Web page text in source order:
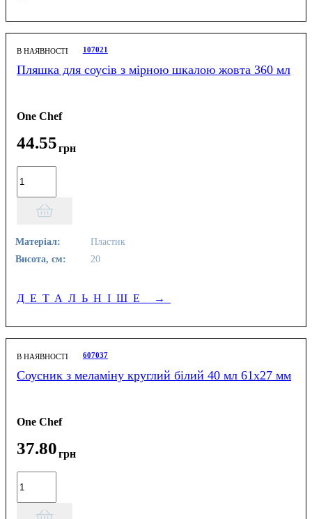
В НАЯВНОСТІ 107021
Пляшка для соусів з мірною шкалою жовта 360 мл
One Chef
44.55грн
Матеріал:
Пластик
Висота, см:
20
ДЕТАЛЬНІШЕ →
В НАЯВНОСТІ 607037
Соусник з меламіну круглий білий 40 мл 61х27 мм
One Chef
37.80грн